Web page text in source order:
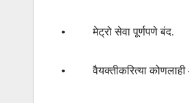
•मेट्रो सेवा पूर्णपणे बंद.
•वैयक्तीकरित्या